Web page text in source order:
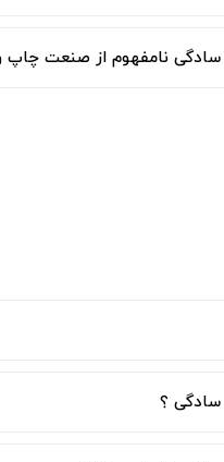
نامفهوم از صنعت چاپ و
سادگی ؟